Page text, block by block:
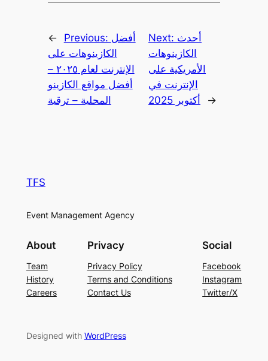
← Previous: أفضل
الكازينوهات على
الإنترنت لعام ٢٠٢٥ –
أفضل مواقع الكازينو
المحلية – ترقية
Next: أحدث
الكازينوهات
الأمريكية على
الإنترنت في
أكتوبر 2025
→
TFS
Event Management Agency
About
Team
History
Careers
Privacy
Privacy Policy
Terms and Conditions
Contact Us
Social
Facebook
Instagram
Twitter/X
Designed with WordPress